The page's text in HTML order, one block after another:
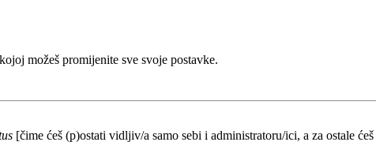
možeš promijenite sve svoje postavke.
[čime ćeš (p)ostati vidljiv/a samo sebi i administratoru/ici, a za ostale